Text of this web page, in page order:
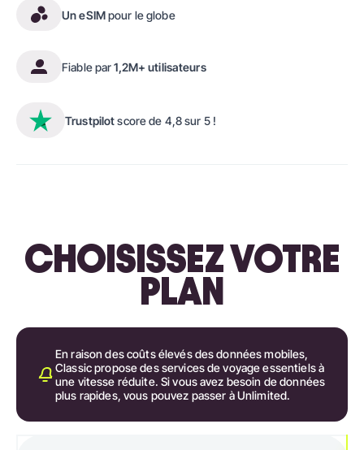
Un eSIMpour le globe
Fiable par1,2M+ utilisateurs
Trustpilotscore de 4,8 sur 5 !
CHOISISSEZ VOTRE
PLAN
En raison des coûts élevés des données mobiles,
Classic propose des services de voyage essentiels à
une vitesse réduite. Si vous avez besoin de données
plus rapides, vous pouvez passer à Unlimited.